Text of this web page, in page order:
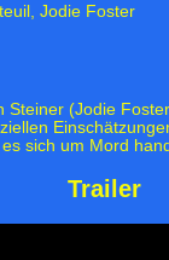
Jodie Foster
Steiner (Jodie
sich um Mord
Trailer